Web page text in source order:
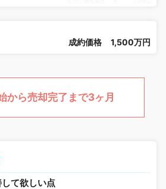
成約価格 1,500万円
から売却完了まで3ヶ月
て欲しい点